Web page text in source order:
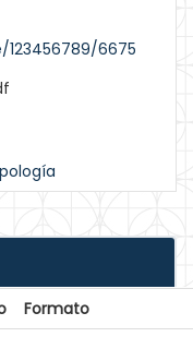
6675
Formato